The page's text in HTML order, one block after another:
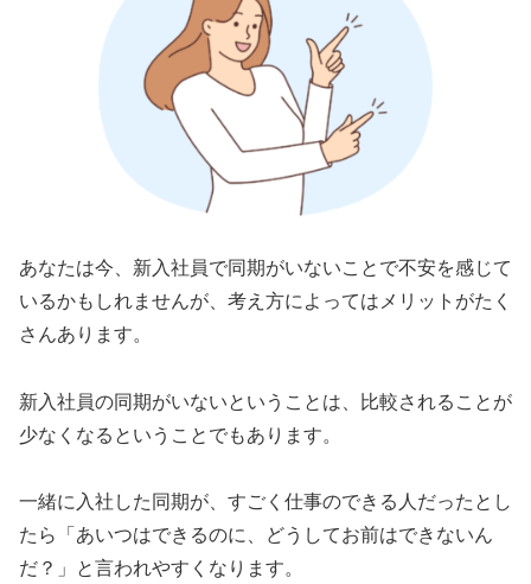
あなたは今、新入社員で同期がいないことで不安を感じて
いるかもしれませんが、考え方によってはメリットがたく
さんあります。
新入社員の同期がいないということは、比較されることが
少なくなるということでもあります。
一緒に入社した同期が、すごく仕事のできる人だったとし
たら「あいつはできるのに、どうしてお前はできないん
だ？」と言われやすくなります。